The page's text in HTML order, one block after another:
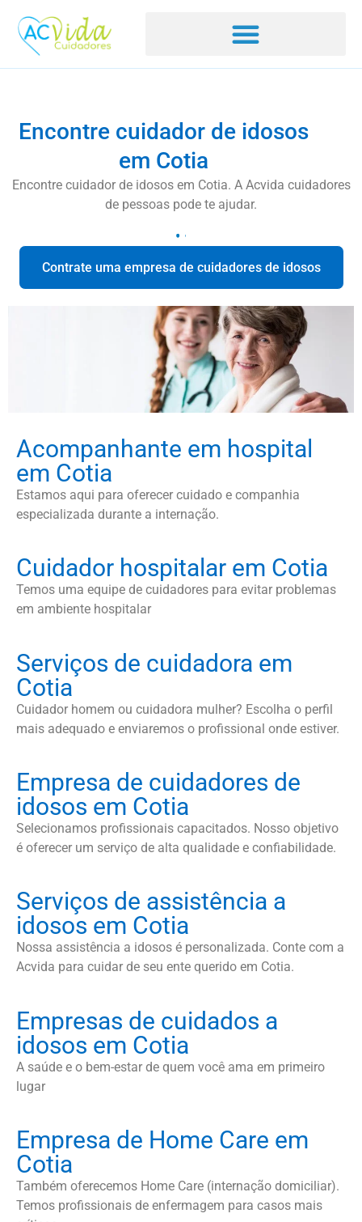
Encontre cuidador de idosos
em Cotia
Encontre cuidador de idosos em Cotia. A Acvida cuidadores
de pessoas pode te ajudar.
Contrate uma empresa de cuidadores de idosos
Acompanhante em hospital
em Cotia
Estamos aqui para oferecer cuidado e companhia
especializada durante a internação.
Cuidador hospitalar em Cotia
Temos uma equipe de cuidadores para evitar problemas
em ambiente hospitalar
Serviços de cuidadora em
Cotia
Cuidador homem ou cuidadora mulher? Escolha o perfil
mais adequado e enviaremos o profissional onde estiver.
Empresa de cuidadores de
idosos em Cotia
Selecionamos profissionais capacitados. Nosso objetivo
é oferecer um serviço de alta qualidade e confiabilidade.
Serviços de assistência a
idosos em Cotia
Nossa assistência a idosos é personalizada. Conte com a
Acvida para cuidar de seu ente querido em Cotia.
Empresas de cuidados a
idosos em Cotia
A saúde e o bem-estar de quem você ama em primeiro
lugar
Empresa de Home Care em
Cotia
Também oferecemos Home Care (internação domiciliar).
Temos profissionais de enfermagem para casos mais